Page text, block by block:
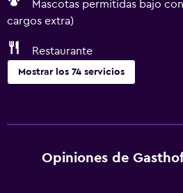
Mascotas permitidas bajo
cargos extra)
Restaurante
Mostrar los 74 servicios
Wifi gratis
Opiniones de